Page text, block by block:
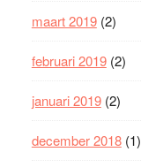
maart 2019(2)
februari 2019(2)
januari 2019(2)
december 2018(1)